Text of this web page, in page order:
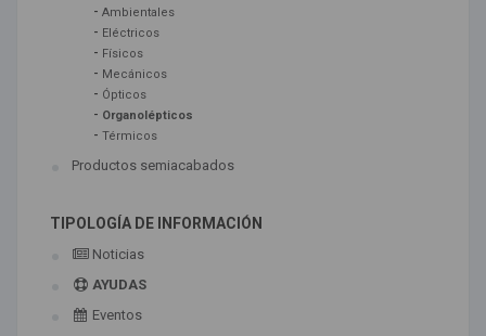
- Ambientales
- Eléctricos
- Físicos
- Mecánicos
- Ópticos
- Organolépticos
- Térmicos
Productos semiacabados
TIPOLOGÍA DE INFORMACIÓN
Noticias
AYUDAS
Eventos